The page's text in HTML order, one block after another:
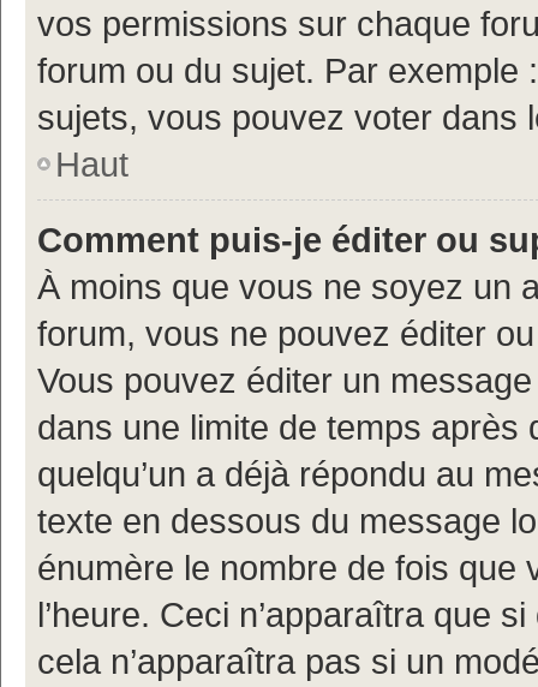
vos permissions sur chaque
forum ou du sujet. Par
sujets, vous pouvez voter dans
Haut
Comment puis-je éditer ou
À moins que vous ne soyez un
forum, vous ne pouvez éditer
Vous pouvez éditer un
dans une limite de temps après
quelqu’un a déjà répondu au
texte en dessous du message
énumère le nombre de fois que
l’heure. Ceci n’apparaîtra que
cela n’apparaîtra pas si un